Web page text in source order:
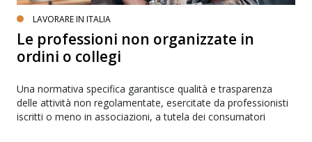
LAVORARE IN ITALIA
Le professioni non organizzate in
ordini o collegi
Una normativa specifica garantisce qualità e trasparenza
delle attività non regolamentate, esercitate da professionisti
iscritti o meno in associazioni, a tutela dei consumatori